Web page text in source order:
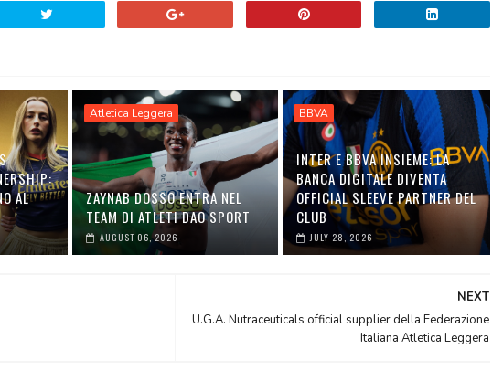
AL
Atletica Leggera
ZAYNAB DOSSO ENTRA NEL
TEAM DI ATLETI DAO SPORT
AUGUST 06, 2026
BBVA
INTER E BBVA INSIEME: LA
BANCA DIGITALE DIVENTA
OFFICIAL SLEEVE PARTNER DEL
CLUB
JULY 28, 2026
NEXT
U.G.A. Nutraceuticals official supplier della Federazione
Italiana Atletica Leggera